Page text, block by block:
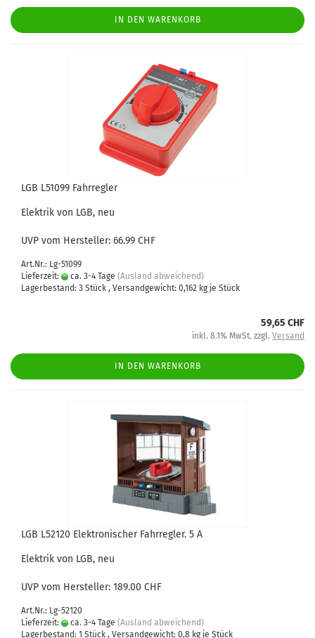
IN DEN WARENKORB
LGB L51099 Fahrregler
Elektrik von LGB, neu
UVP vom Hersteller: 66.99 CHF
Art.Nr.: Lg-51099
Lieferzeit:
ca. 3-4 Tage (Ausland abweichend)
Lagerbestand: 3 Stück , Versandgewicht: 0,162 kg je Stück
59,65 CHF
inkl. 8.1% MwSt. zzgl. Versand
IN DEN WARENKORB
LGB L52120 Elektronischer Fahrregler. 5 A
Elektrik von LGB, neu
UVP vom Hersteller: 189.00 CHF
Art.Nr.: Lg-52120
Lieferzeit:
ca. 3-4 Tage (Ausland abweichend)
Lagerbestand: 1 Stück , Versandgewicht: 0,8 kg je Stück